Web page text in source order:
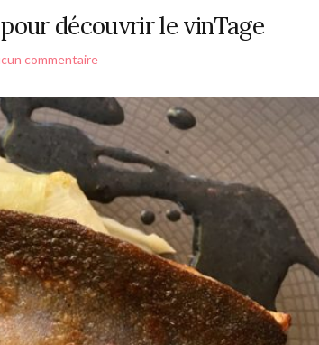
découvrir le vinTage
commentaire